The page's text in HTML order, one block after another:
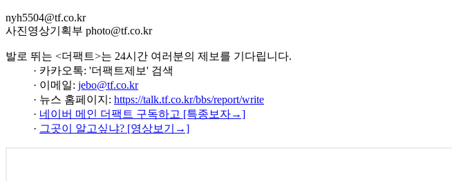
nyh5504@tf.co.kr
사진영상기획부 photo@tf.co.kr
발로 뛰는 <더팩트>는 24시간 여러분의 제보를 기다립니다.
· 카카오톡: '더팩트제보' 검색
· 이메일: jebo@tf.co.kr
· 뉴스 홈페이지: https://talk.tf.co.kr/bbs/report/write
· 네이버 메인 더팩트 구독하고 [특종보자→]
· 그곳이 알고싶냐? [영상보기→]